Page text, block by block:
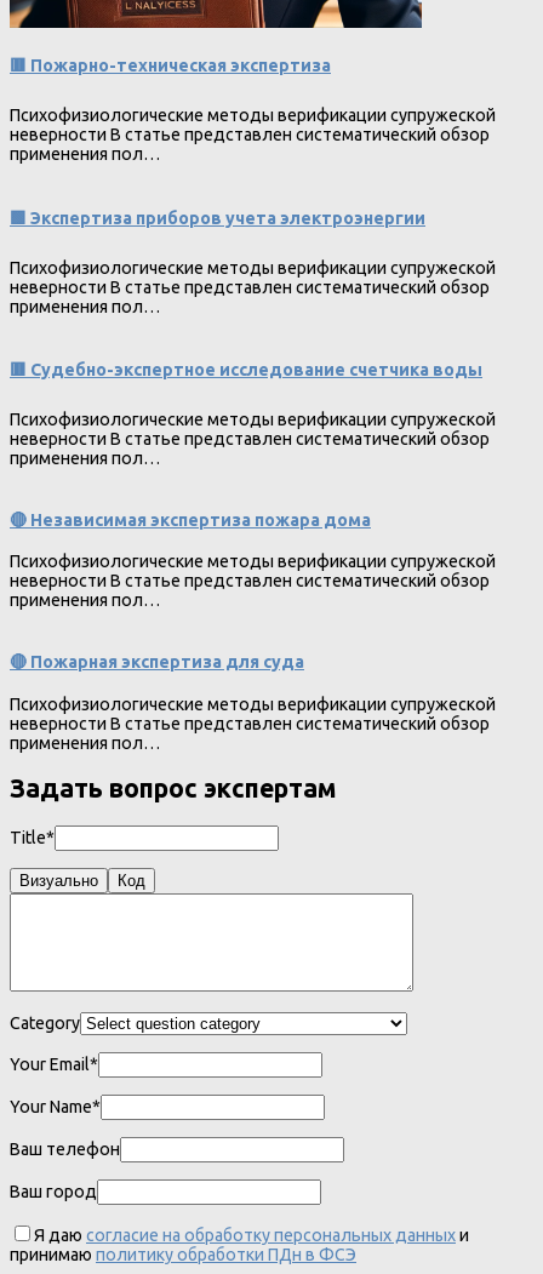
🟥 Пожарно-техническая экспертиза
Психофизиологические методы верификации супружеской
неверности В статье представлен систематический обзор
применения пол…
🟩 Экспертиза приборов учета электроэнергии
Психофизиологические методы верификации супружеской
неверности В статье представлен систематический обзор
применения пол…
🟥 Судебно-экспертное исследование счетчика воды
Психофизиологические методы верификации супружеской
неверности В статье представлен систематический обзор
применения пол…
🔴 Независимая экспертиза пожара дома
Психофизиологические методы верификации супружеской
неверности В статье представлен систематический обзор
применения пол…
🔴 Пожарная экспертиза для суда
Психофизиологические методы верификации супружеской
неверности В статье представлен систематический обзор
применения пол…
Задать вопрос экспертам
Title*
Визуально Код
Category
Your Email*
Your Name*
Ваш телефон
Ваш город
Я даю согласие на обработку персональных данныхи
принимаю политику обработки ПДн в ФСЭ